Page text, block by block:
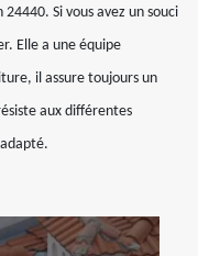
Si vous avez un souci
Elle a une équipe
il assure toujours un
aux différentes